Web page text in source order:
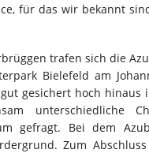
für das wir bekannt
trafen sich die
Bielefeld am
gesichert hoch
unterschiedliche
gefragt. Bei dem
Zum